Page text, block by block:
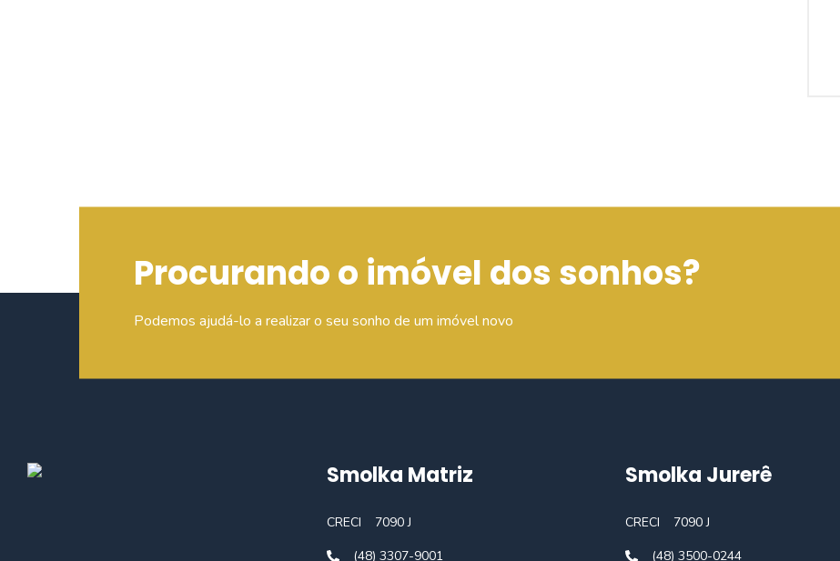
Procurando o imóvel dos sonhos?
Podemos ajudá-lo a realizar o seu sonho de um imóvel novo
Smolka Matriz
CRECI
7090 J
(48) 3307-9001
Smolka Jurerê
CRECI
7090 J
(48) 3500-0244